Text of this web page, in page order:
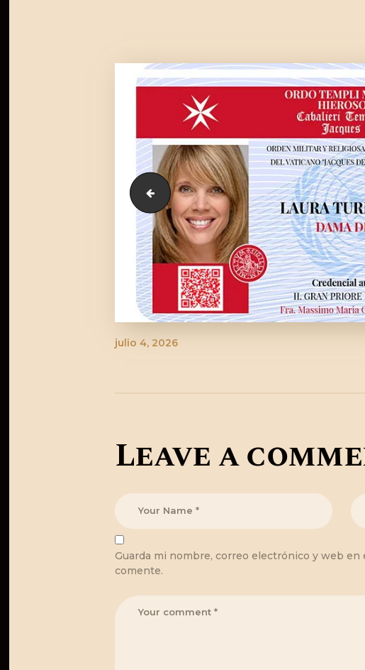
UN-Alexander
julio 4, 2026
Leave a
Guarda mi nombre, correo electrónico y web en
comente.